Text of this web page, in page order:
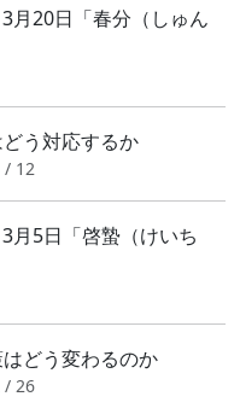
20日「春分（しゅん
う対応するか
/ 12
5日「啓蟄（けいち
どう変わるのか
/ 26